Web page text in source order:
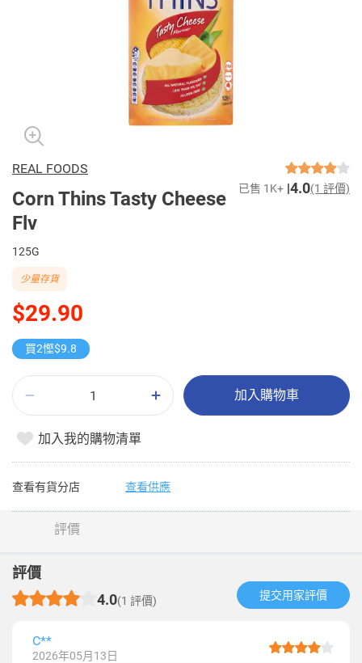
REAL FOODS
Corn Thins Tasty Cheese
Flv
已售 1K+ 4.0(1 評價)
125G
$29.90
少量存貨
買2慳$9.8
加入購物車
加入我的購物清單
查看有貨分店 查看供應
評價
評價
4.0(1 評價) 提交用家評價​
C**
2026年05月13日